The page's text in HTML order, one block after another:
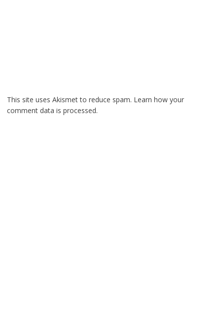
This site uses Akismet to reduce spam. Learn how your
comment data is processed.